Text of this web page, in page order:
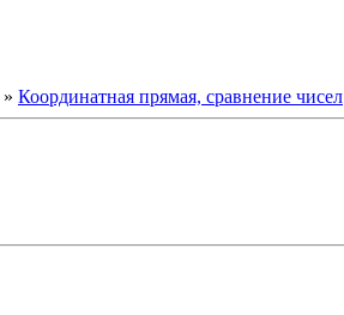
» Координатная прямая, сравнение чисел